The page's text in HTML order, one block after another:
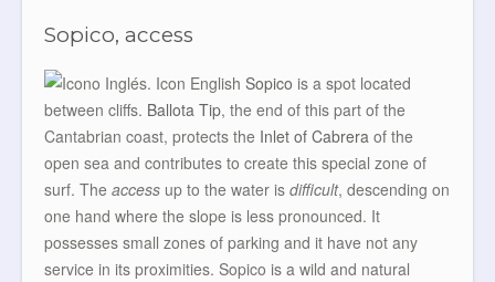
Sopico, access
Sopico is a spot located
between cliffs. Ballota Tip, the end of this part of the
Cantabrian coast, protects the Inlet of Cabrera of the
open sea and contributes to create this special zone of
surf. The access up to the water is difficult, descending on
one hand where the slope is less pronounced. It
possesses small zones of parking and it have not any
service in its proximities. Sopico is a wild and natural